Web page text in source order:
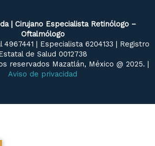
| Cirujano Especialista Retinólogo –
Oftalmólogo
4967441 | Especialista 6204133 | Registro
de Salud 0012738
reservados Mazatlán, México @ 2025. |
Aviso de privacidad